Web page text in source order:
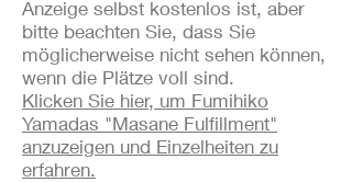
Anzeige selbst kostenlos ist, aber
bitte beachten Sie, dass Sie
möglicherweise nicht sehen können,
wenn die Plätze voll sind.
Klicken Sie hier, um Fumihiko
Yamadas "Masane Fulfillment"
anzuzeigen und Einzelheiten zu
erfahren.